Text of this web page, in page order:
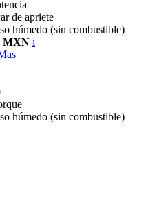
de apriete
húmedo (sin combustible)
MXN i
húmedo (sin combustible)